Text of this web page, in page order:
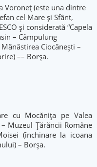
Voroneț (este una dintre
cel Mare și Sfânt,
și considerată “Capela
– Câmpulung
Ciocănești –
–– Borșa.
cu Mocănița pe Valea
Muzeul Țărăncii Române
(închinare la icoana
– Borșa.